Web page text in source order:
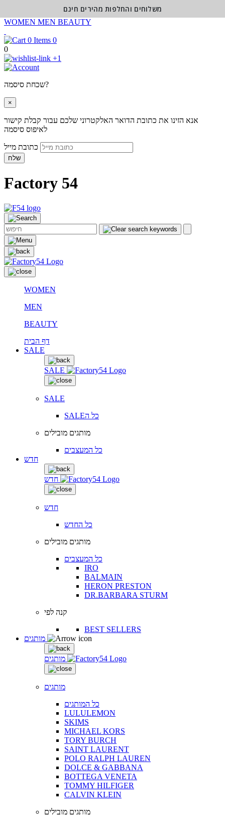
WOMEN MEN BEAUTY
0
0
+1
שכחת סיסמה?
×
אנא הזינו את כתובת הדואר האלקטרוני שלכם עבור קבלת קישור
לאיפוס סיסמה
שלח
Factory 54
WOMEN
MEN
BEAUTY
דף הבית
SALE
SALE
SALE
SALEכל ה
מותגים מובילים
כל המעצבים
חדש
חדש
חדש
כל החדש
מותגים מובילים
כל המעצבים
IRO
BALMAIN
HERON PRESTON
DR.BARBARA STURM
קנה לפי
BEST SELLERS
מותגים
מותגים
כל המותגים
LULULEMON
SKIMS
MICHAEL KORS
TORY BURCH
SAINT LAURENT
POLO RALPH LAUREN
DOLCE & GABBANA
BOTTEGA VENETA
TOMMY HILFIGER
CALVIN KLEIN
מותגים מובילים
משלוחים והחלפות מהירים חינם